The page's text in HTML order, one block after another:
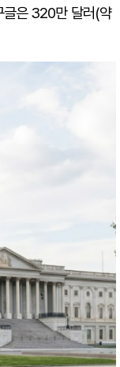
은 320만 달러(약